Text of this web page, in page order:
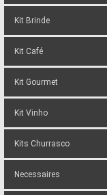
Kit Brinde
Kit Café
Kit Gourmet
Kit Vinho
Kits Churrasco
Necessaires